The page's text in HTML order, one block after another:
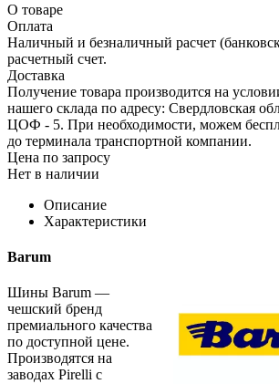
О товаре
Оплата
Наличный и безналичный расчет
расчетный счет.
Доставка
Получение товара производится на
нашего склада по адресу: Свердловская
ЦОФ - 5. При необходимости, можем
до терминала транспортной компании.
Цена по запросу
Нет в наличии
Описание
Характеристики
Barum
Шины Barum —
чешский бренд
премиального качества
по доступной цене.
Производятся на
заводах Pirelli с